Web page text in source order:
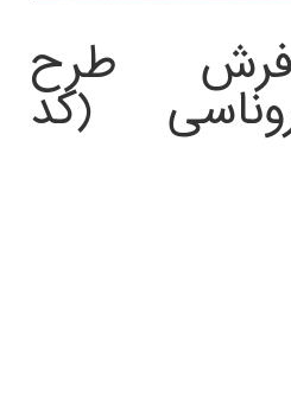
طرح
(کد